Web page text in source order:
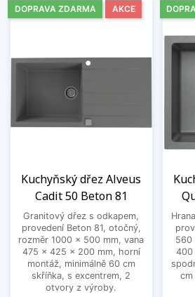
Kuchyňský dřez Alveus
Cadit 50 Beton 81
Granitový dřez s odkapem,
provedení Beton 81, otočný,
rozměr 1000 x 500 mm, vana
475 x 425 x 200 mm, horní
montáž, minimálně 60 cm
skříňka, s excentrem, 2
otvory z výroby.
DOPRAVA ZDARMA AKCE
560
400
cm